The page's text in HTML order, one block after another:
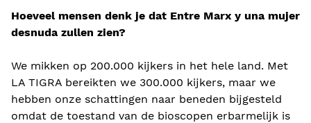
Hoeveel mensen denk je dat Entre Marx y una mujer
desnuda zullen zien?
We mikken op 200.000 kijkers in het hele land. Met
LA TIGRA bereikten we 300.000 kijkers, maar we
hebben onze schattingen naar beneden bijgesteld
omdat de toestand van de bioscopen erbarmelijk is